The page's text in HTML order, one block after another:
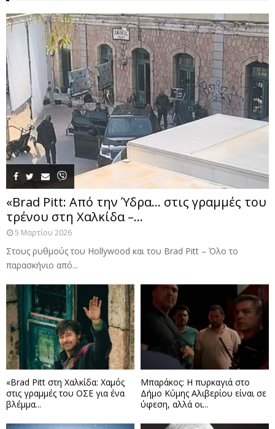
«Brad Pitt: Από την Ύδρα… στις γραμμές του
τρένου στη Χαλκίδα –...
5 Μαρτίου 2026
Στους ρυθμούς του Hollywood και του Brad Pitt – Όλο το
παρασκήνιο από...
«Brad Pitt στη Χαλκίδα: Χαμός
στις γραμμές του ΟΣΕ για ένα
βλέμμα...
Μπαράκος: Η πυρκαγιά στο
Δήμο Κύμης Αλιβερίου είναι σε
ύφεση, αλλά οι...